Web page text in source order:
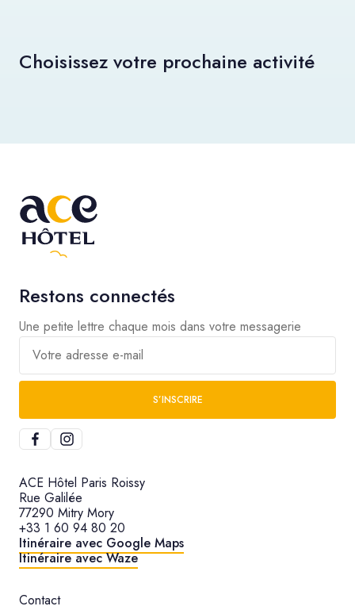
Choisissez votre prochaine activité
Restons connectés
Une petite lettre chaque mois dans votre messagerie
Votre adresse e-mail
S’INSCRIRE
ACE Hôtel Paris Roissy
Rue Galilée
77290 Mitry Mory
+33 1 60 94 80 20
Itinéraire avec Google Maps
Itinéraire avec Waze
Contact